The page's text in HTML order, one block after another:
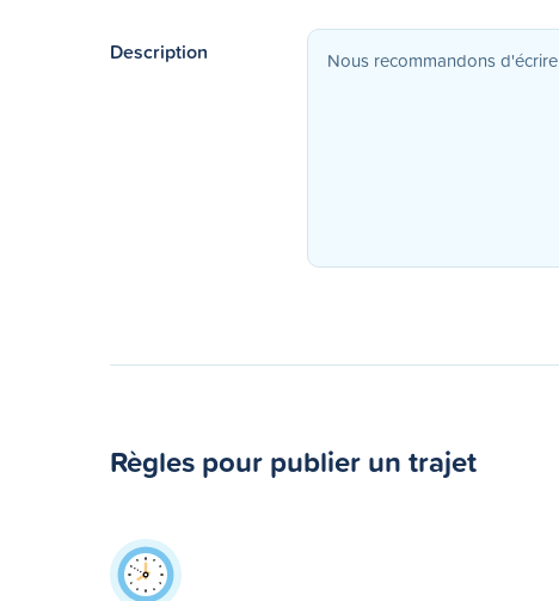
Description
Règles pour publier un trajet